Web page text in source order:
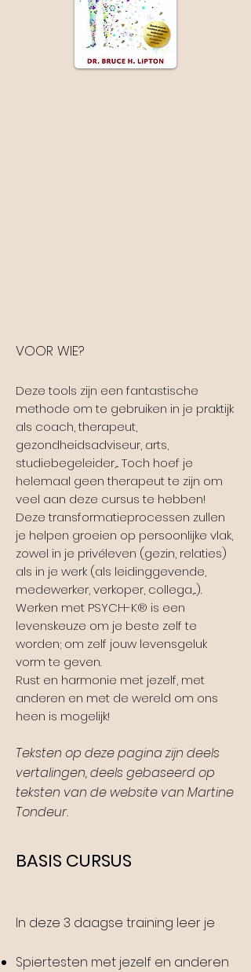
VOOR WIE?
Deze tools zijn een fantastische
methode om te gebruiken in je praktijk
als coach, therapeut,
gezondheidsadviseur, arts,
studiebegeleider,... Toch hoef je
helemaal geen therapeut te zijn om
veel aan deze cursus te hebben!
Deze transformatieprocessen zullen
je helpen groeien op persoonlijke vlak,
zowel in je privéleven (gezin, relaties)
als in je werk (als leidinggevende,
medewerker, verkoper, collega,...).
Werken met PSYCH-K®​ is een
levenskeuze om je beste zelf te
worden; om zelf jouw levensgeluk
vorm te geven.
Rust en harmonie met jezelf, met
anderen en met de wereld om ons
heen is mogelijk!
Teksten op deze pagina zijn deels
vertalingen, deels gebaseerd op
teksten van de website van Martine
Tondeur.
BASIS CURSUS
In deze 3 daagse training leer je
Spiertesten met jezelf en anderen